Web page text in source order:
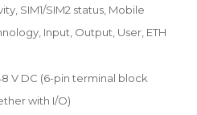
SIM1/SIM2 status, Mobile
Input, Output, User, ETH
V DC (6-pin terminal block
with I/O)